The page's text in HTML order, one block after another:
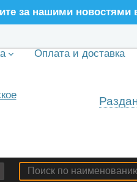
за нашими новостями
Оплата и доставка